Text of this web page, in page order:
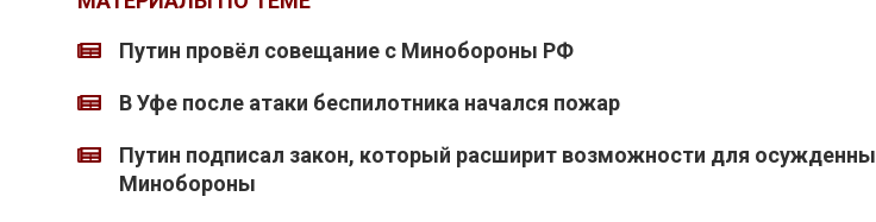
Путин провёл совещание с Минобороны РФ
В Уфе после атаки беспилотника начался пожар
Путин подписал закон, который расширит возможности для
Минобороны